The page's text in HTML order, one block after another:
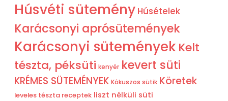
Húsvéti sütemény Húsételek
Karácsonyi aprósütemények
Karácsonyi sütemények Kelt
tészta, péksüti kenyér kevert süti
KRÉMES SÜTEMÉNYEK Kókuszos sütik Köretek
leveles tészta receptek liszt nélküli süti